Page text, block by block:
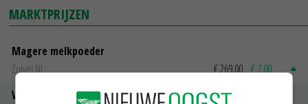
MARKTPRIJZEN
Magere melkpoeder
Zuivel NL
€ 269,00 € 7,00
Vleeskuikens 2001-2600 gr